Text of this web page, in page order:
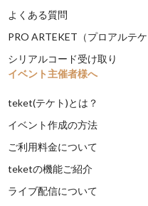
よくある質問
PRO ARTEKET（プロアルテケ
シリアルコード受け取り
イベント主催者様へ
teket(テケト)とは？
イベント作成の方法
ご利用料金について
teketの機能ご紹介
ライブ配信について